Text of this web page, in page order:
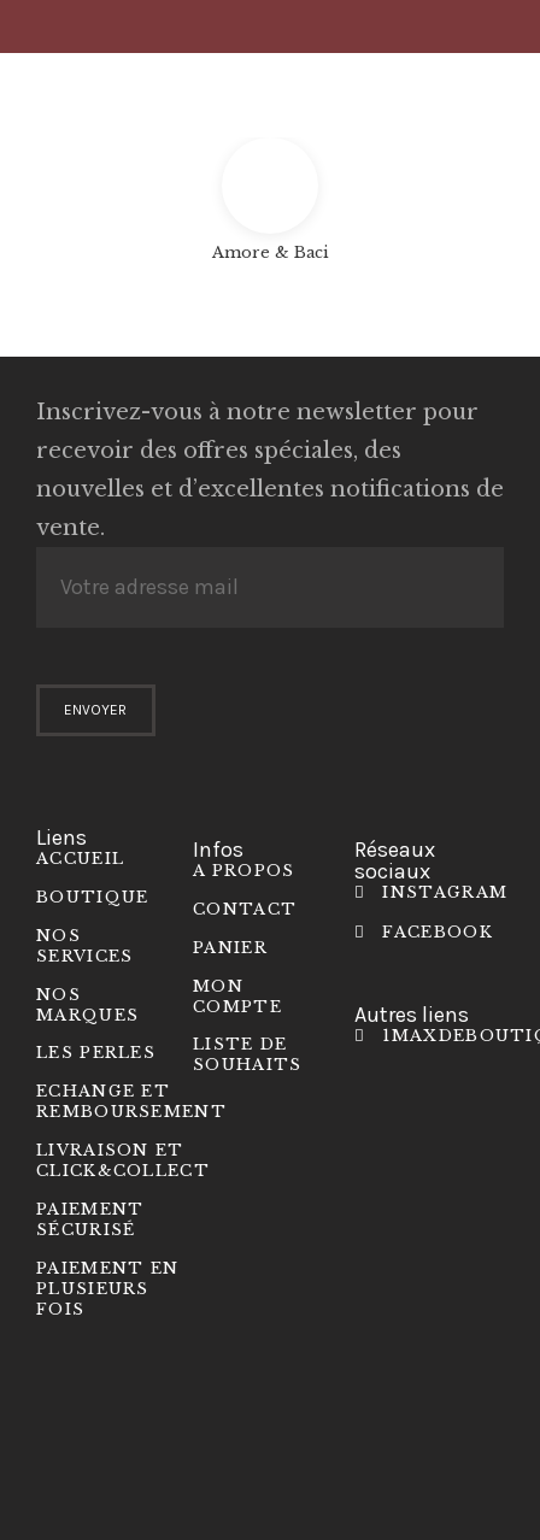
Amore & Baci
Inscrivez-vous à notre newsletter pour
recevoir des offres spéciales, des
nouvelles et d’excellentes notifications de
vente.
Liens
ACCUEIL
BOUTIQUE
NOS
SERVICES
NOS
MARQUES
LES PERLES
ECHANGE ET
REMBOURSEMENT
LIVRAISON ET
CLICK&COLLECT
PAIEMENT
SÉCURISÉ
PAIEMENT EN
PLUSIEURS
FOIS
Infos
A PROPOS
CONTACT
PANIER
MON
COMPTE
LISTE DE
SOUHAITS
Réseaux
sociaux
INSTAGRAM
FACEBOOK
Autres liens